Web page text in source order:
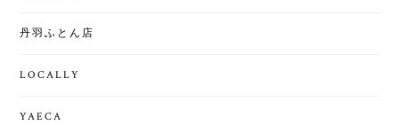
丹羽ふとん店
LOCALLY
YAECA